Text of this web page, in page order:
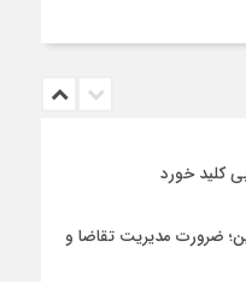
کلید خورد
لیتری بنزین؛ ضرورت مدیریت تقاضا و